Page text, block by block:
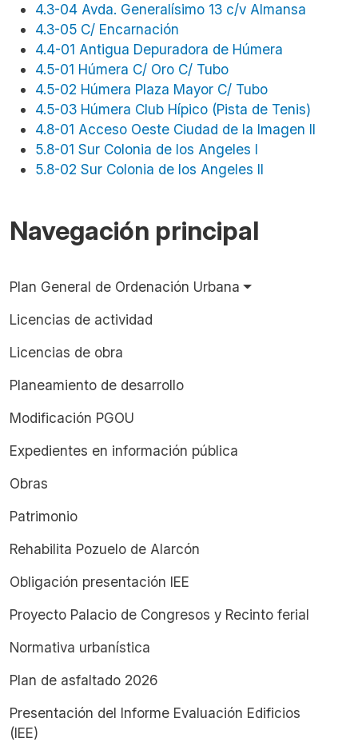
Navegación principal
Plan General de Ordenación Urbana
Licencias de actividad
Licencias de obra
Planeamiento de desarrollo
Modificación PGOU
Expedientes en información pública
Obras
Patrimonio
Rehabilita Pozuelo de Alarcón
Obligación presentación IEE
Proyecto Palacio de Congresos y Recinto ferial
Normativa urbanística
Plan de asfaltado 2026
Presentación del Informe Evaluación Edificios
(IEE)
4.3-04 Avda. Generalísimo 13 c/v Almansa
4.3-05 C/ Encarnación
4.4-01 Antigua Depuradora de Húmera
4.5-01 Húmera C/ Oro C/ Tubo
4.5-02 Húmera Plaza Mayor C/ Tubo
4.5-03 Húmera Club Hípico (Pista de Tenis)
4.8-01 Acceso Oeste Ciudad de la Imagen II
5.8-01 Sur Colonia de los Angeles I
5.8-02 Sur Colonia de los Angeles II